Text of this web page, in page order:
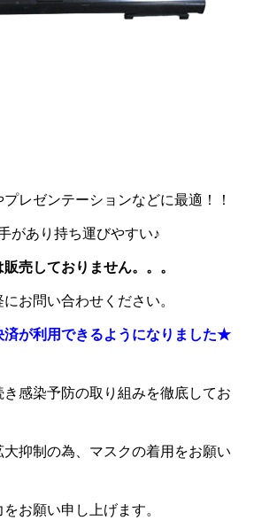
レゼンテーションなどに最適！！
があり持ち運びやすい♪
売しておりません。。。
お問い合わせください。
済が利用できるようになりました★
き感染予防の取り組みを徹底してお
抑制の為、マスクの着用をお願い
お願い申し上げます。